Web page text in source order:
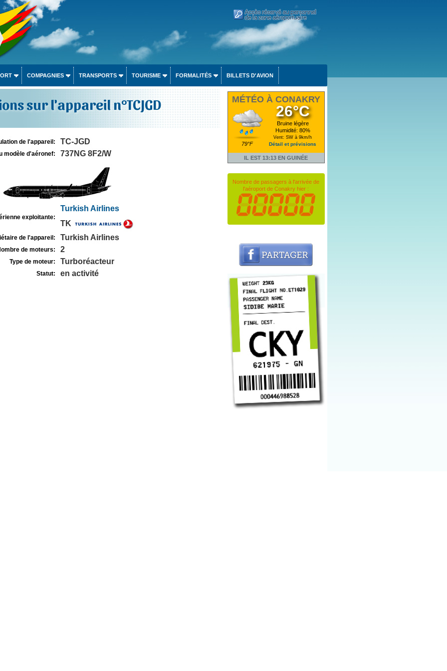
COMPAGNIES TRANSPORTS TOURISME FORMALITÉS BILLETS D'AVION
sur l'appareil n°TCJGD
de l'appareil: TC-JGD
modèle d'aéronef: 737NG 8F2/W
exploitante:
Turkish Airlines
TK
de l'appareil: Turkish Airlines
de moteurs: 2
Type de moteur: Turboréacteur
Statut: en activité
MÉTÉO À CONAKRY
79°F
26°C
Bruine légère
Humidité: 80%
Vent: SW à 9km/h
Détail et prévisions
IL EST 13:13 EN GUINÉE
Nombre de passagers à l'arrivée de
l'aéroport de Conakry hier :